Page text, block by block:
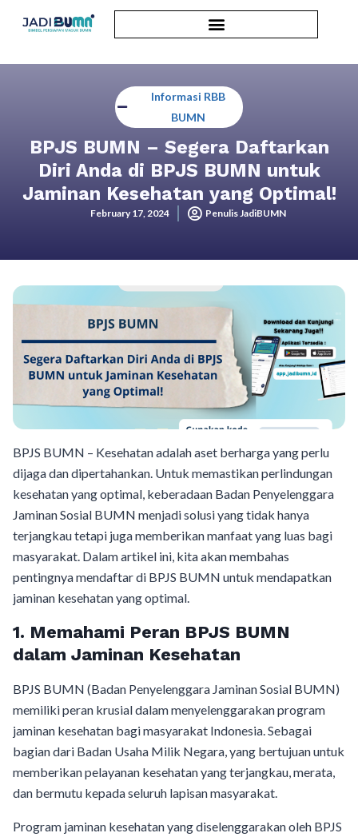
Informasi RBB
BUMN
BPJS BUMN – Segera Daftarkan
Diri Anda di BPJS BUMN untuk
Jaminan Kesehatan yang Optimal!
February 17, 2024 Penulis JadiBUMN
BPJS BUMN – Kesehatan adalah aset berharga yang perlu
dijaga dan dipertahankan. Untuk memastikan perlindungan
kesehatan yang optimal, keberadaan Badan Penyelenggara
Jaminan Sosial BUMN menjadi solusi yang tidak hanya
terjangkau tetapi juga memberikan manfaat yang luas bagi
masyarakat. Dalam artikel ini, kita akan membahas
pentingnya mendaftar di BPJS BUMN untuk mendapatkan
jaminan kesehatan yang optimal.
1. Memahami Peran BPJS BUMN
dalam Jaminan Kesehatan
BPJS BUMN (Badan Penyelenggara Jaminan Sosial BUMN)
memiliki peran krusial dalam menyelenggarakan program
jaminan kesehatan bagi masyarakat Indonesia. Sebagai
bagian dari Badan Usaha Milik Negara, yang bertujuan untuk
memberikan pelayanan kesehatan yang terjangkau, merata,
dan bermutu kepada seluruh lapisan masyarakat.
Program jaminan kesehatan yang diselenggarakan oleh BPJS